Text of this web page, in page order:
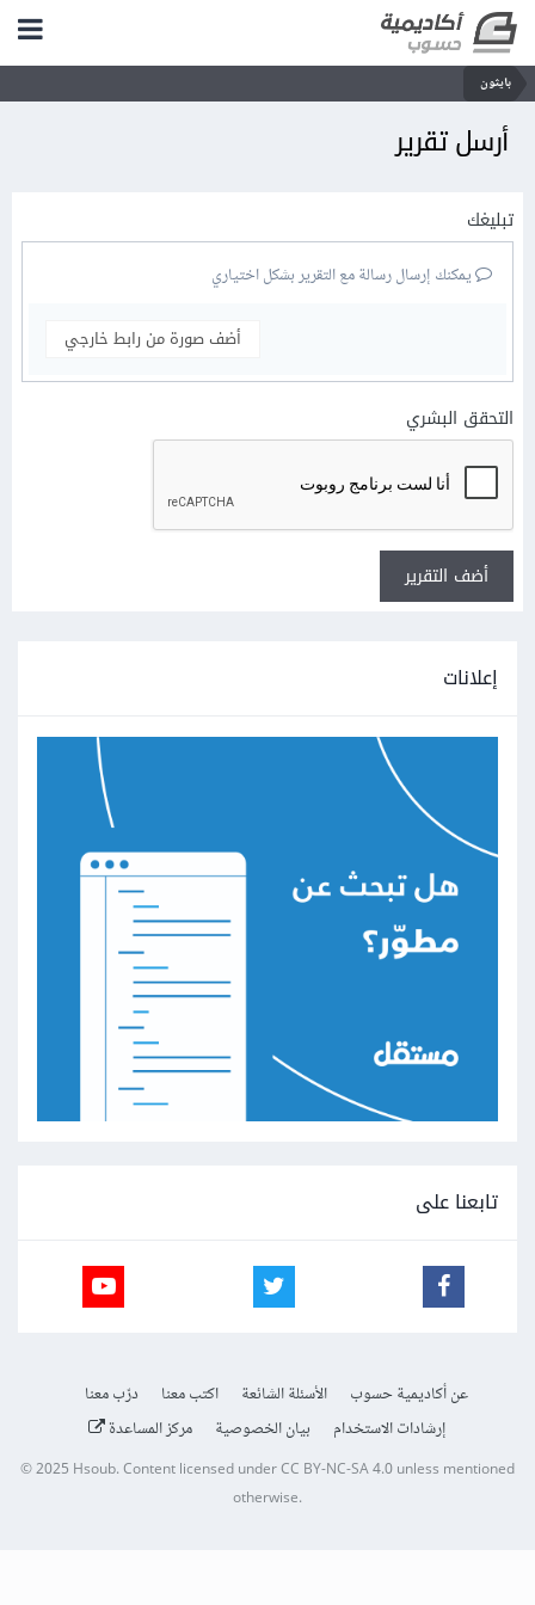
بايثون
أرسل تقرير
تبليغك
يمكنك إرسال رسالة مع التقرير بشكل اختياري
أضف صورة من رابط خارجي
التحقق البشري
أضف التقرير
إعلانات
تابعنا على
عن أكاديمية حسوب الأسئلة الشائعة اكتب معنا
درّب معنا
إرشادات الاستخدام
بيان الخصوصية مركز المساعدة
© 2025 Hsoub.Content licensed underCC BY-NC-SA 4.0unless mentioned
otherwise.